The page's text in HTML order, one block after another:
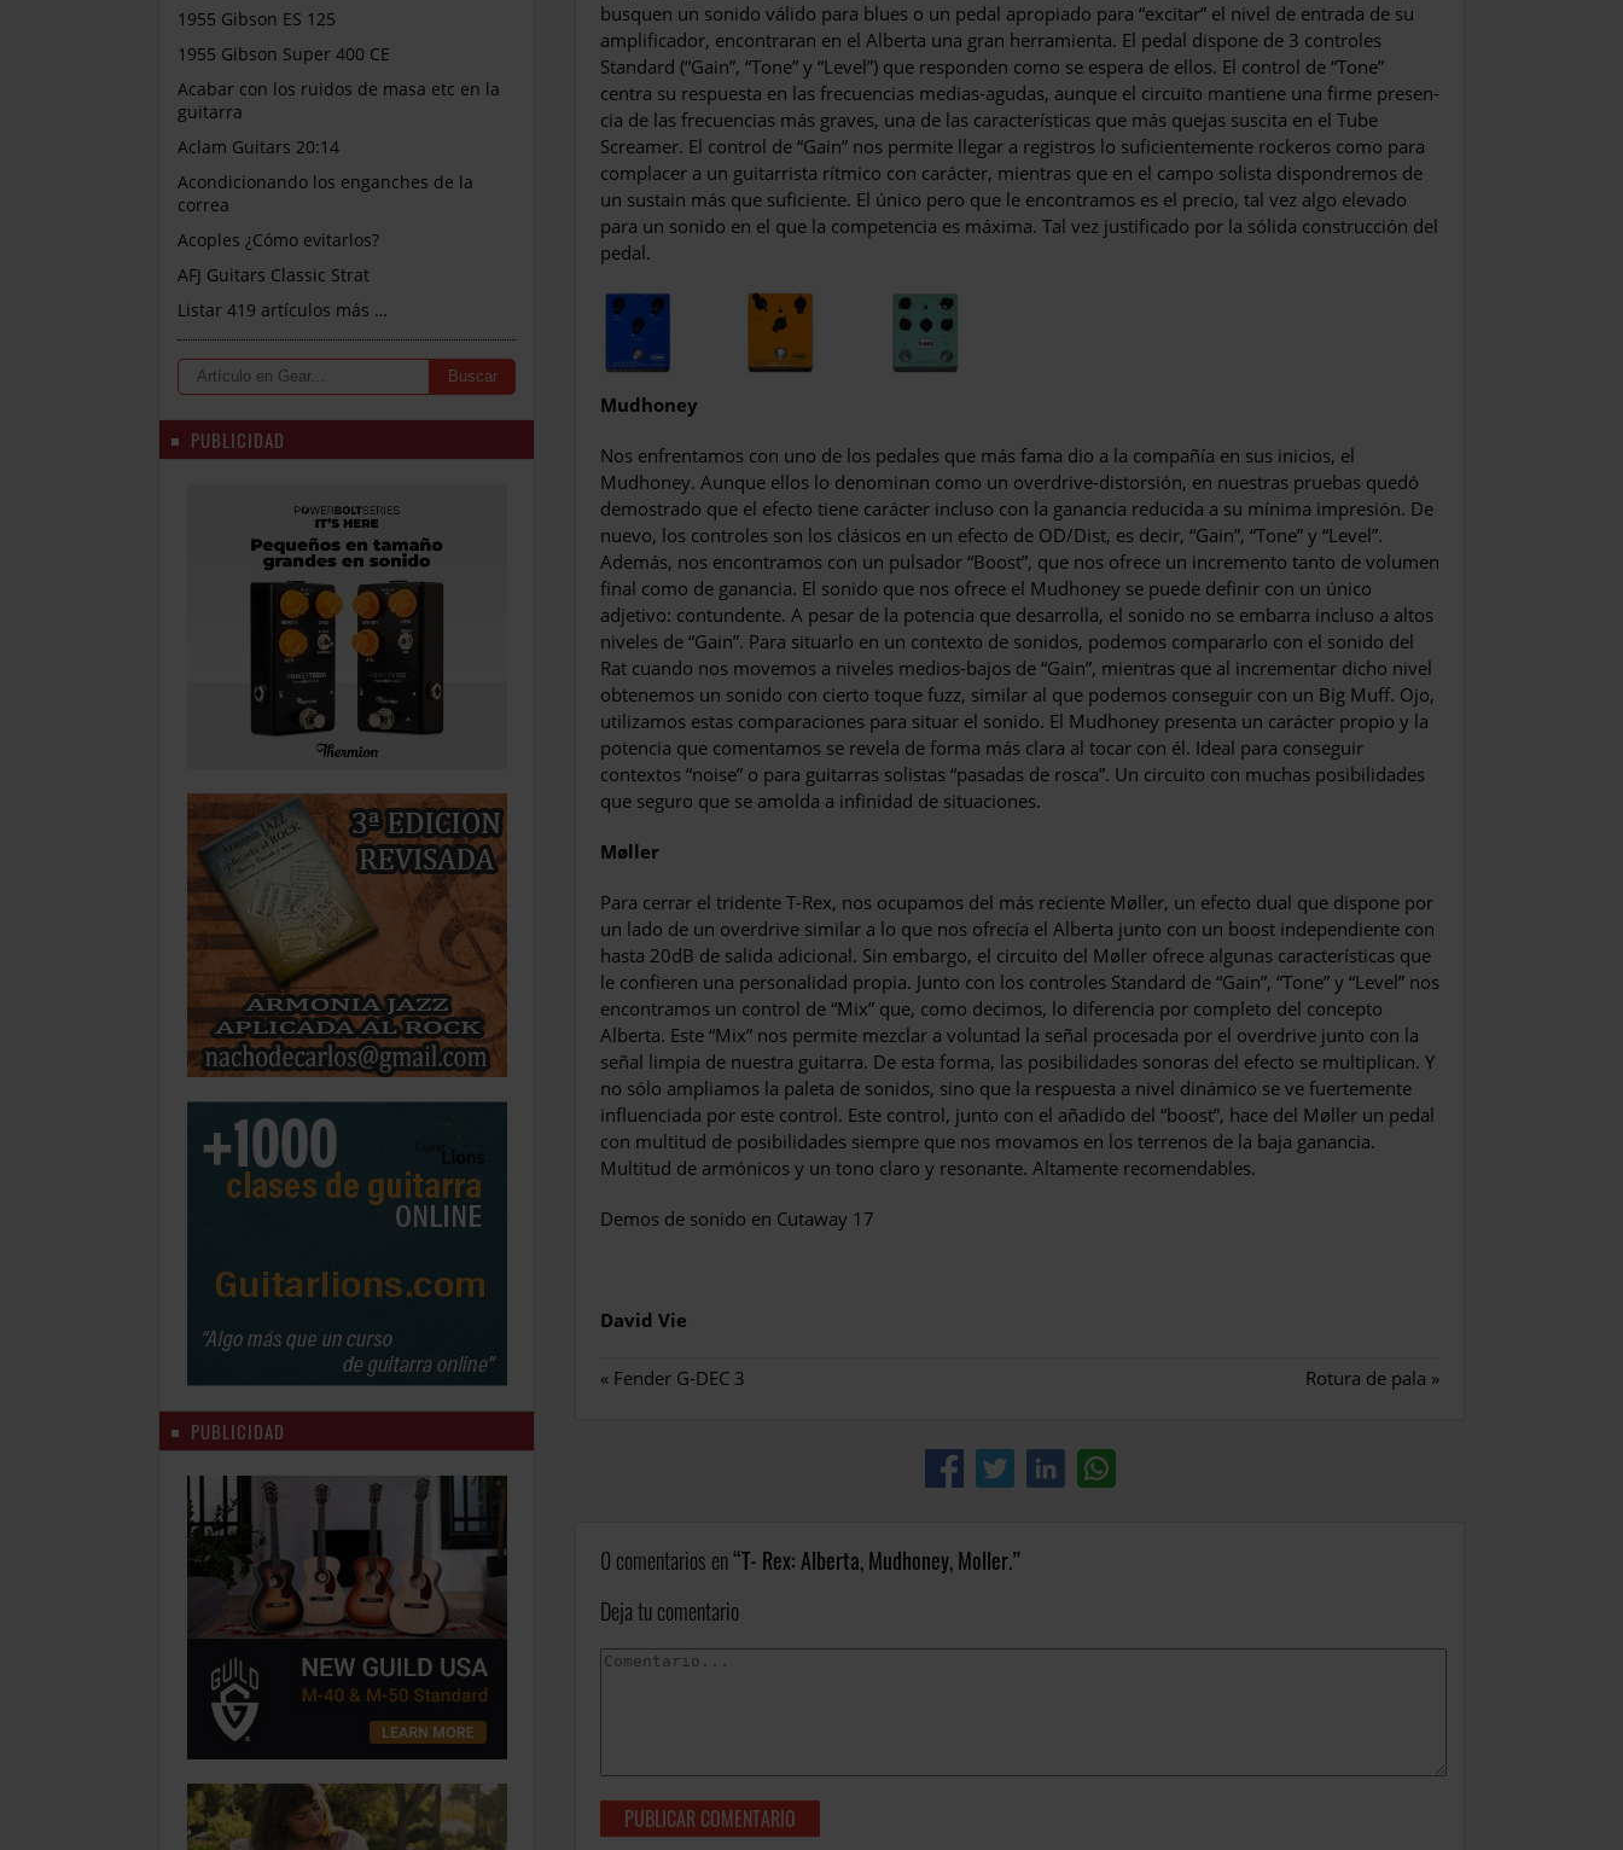
busquen un sonido válido para blues o un pedal apropiado para “excitar” el nivel de entrada de su
amplificador, encon­traran en el Alberta una gran herramienta. El pedal dispone de 3 controles
Standard (“Gain”, “Tone” y “Level”) que responden como se es­pera de ellos. El control de “Tone”
centra su respuesta en las frecuencias medias-agudas, aunque el circuito mantiene una firme presen­
cia de las frecuencias más graves, una de las características que más quejas suscita en el Tube
Screamer. El control de “Gain” nos per­mite llegar a registros lo suficientemente roc­keros como para
complacer a un guitarrista rítmico con carácter, mientras que en el cam­po solista dispondremos de
un sustain más que suficiente. El único pero que le encontra­mos es el precio, tal vez algo elevado
para un sonido en el que la competencia es máxima. Tal vez justificado por la sólida construcción del
pedal.
Mudhoney
Nos enfrentamos con uno de los pedales que más fama dio a la compañía en sus inicios, el
Mudhoney. Aunque ellos lo denominan como un overdrive-distorsión, en nuestras pruebas quedó
demostrado que el efecto tiene carácter incluso con la ganancia reducida a su mínima impresión. De
nuevo, los controles son los clá­sicos en un efecto de OD/Dist, es decir, “Gain”, “Tone” y “Level”.
Además, nos encontramos con un pulsador “Boost”, que nos ofrece un in­cremento tanto de volumen
final como de ga­nancia. El sonido que nos ofrece el Mudhoney se puede definir con un único
adjetivo: contun­dente. A pesar de la potencia que desarrolla, el sonido no se embarra incluso a altos
niveles de “Gain”. Para situarlo en un contexto de soni­dos, podemos compararlo con el sonido del
Rat cuando nos movemos a niveles medios-bajos de “Gain”, mientras que al incrementar dicho nivel
obtenemos un sonido con cierto toque fuzz, similar al que podemos conseguir con un Big Muff. Ojo,
utilizamos estas comparaciones para situar el sonido. El Mudhoney presenta un carácter propio y la
potencia que comentamos se revela de forma más clara al tocar con él. Ideal para conseguir
contextos “noise” o para guitarras solistas “pasadas de rosca”. Un cir­cuito con muchas posibilidades
que seguro que se amolda a infinidad de situaciones.
Møller
Para cerrar el tridente T-Rex, nos ocupa­mos del más reciente Møller, un efecto dual que dispone por
un lado de un overdrive simi­lar a lo que nos ofrecía el Alberta junto con un boost independiente con
hasta 20dB de salida adicional. Sin embargo, el circuito del Møller ofrece algunas características que
le confieren una personalidad propia. Junto con los contro­les Standard de “Gain”, “Tone” y “Level” nos
encontramos un control de “Mix” que, como decimos, lo diferencia por completo del con­cepto
Alberta. Este “Mix” nos permite mezclar a voluntad la señal procesada por el overdrive junto con la
señal limpia de nuestra guitarra. De esta forma, las posibilidades sonoras del efecto se multiplican. Y
no sólo ampliamos la paleta de sonidos, sino que la respuesta a nivel dinámico se ve fuertemente
influencia­da por este control. Este control, junto con el añadido del “boost”, hace del Møller un pedal
con multitud de posibilidades siempre que nos movamos en los terrenos de la baja ganancia.
Multitud de armónicos y un tono claro y reso­nante. Altamente recomendables.
Demos de sonido en Cutaway 17
David Vie
« Fender G-DEC 3 Rotura de pala »
0 comentarios en T- Rex: Alberta, Mudhoney, Moller.
Deja tu comentario
1955 Gibson ES 125
1955 Gibson Super 400 CE
Acabar con los ruidos de masa etc en la
guitarra
Aclam Guitars 20:14
Acondicionando los enganches de la
correa
Acoples ¿Cómo evitarlos?
AFJ Guitars Classic Strat
Listar 419 artículos más …
PUBLICIDAD
PUBLICIDAD